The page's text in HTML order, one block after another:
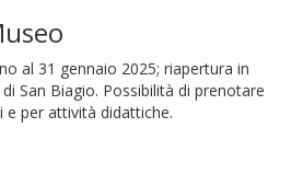
al 31 gennaio 2025; riapertura in
San Biagio. Possibilità di prenotare
e per attività didattiche.